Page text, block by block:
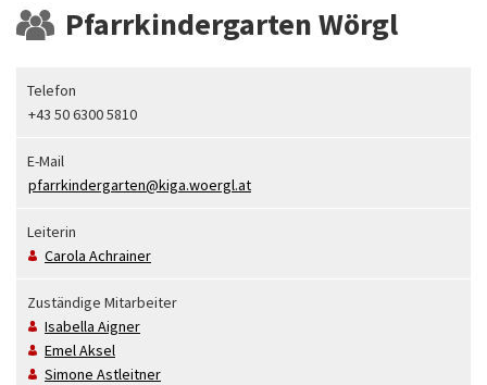
Pfarrkindergarten Wörgl
Telefon
+43 50 6300 5810
E-Mail
pfarrkindergarten@kiga.woergl.at
Leiterin
Carola Achrainer
Zuständige Mitarbeiter
Isabella Aigner
EmelAksel
Simone Astleitner